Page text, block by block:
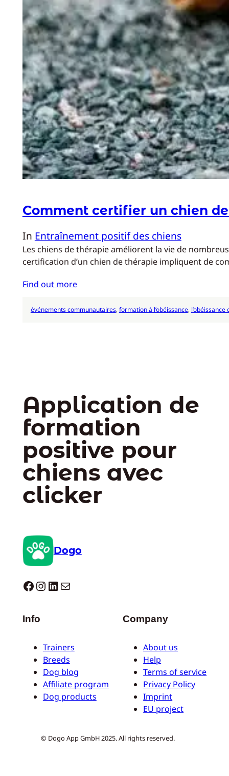
Comment certifier un chien
In Entraînement positif des chiens
Les chiens de thérapie améliorent la vie de
certification d’un chien de thérapie impliquent de
Find out more
événements communautaires, formation à l’obéissance, l’obéissance
Application de
formation
positive pour
chiens avec
clicker
Dogo
Dogo facebook InstagramLinkedIn E-mail
Info
Trainers
Breeds
Dog blog
Affiliate program
Dog products
Company
About us
Help
Terms of service
Privacy Policy
Imprint
EU project
© Dogo App GmbH 2025. All rights reserved.